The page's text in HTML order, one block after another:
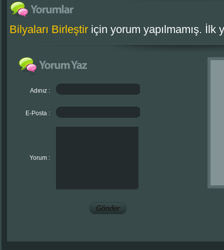
Bilyaları Birleştiriçin yorum yapılmamış. İlk
Adınız :
E-Posta :
Yorum :